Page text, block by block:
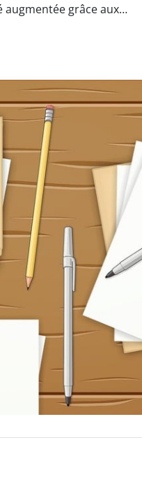
grâce aux…